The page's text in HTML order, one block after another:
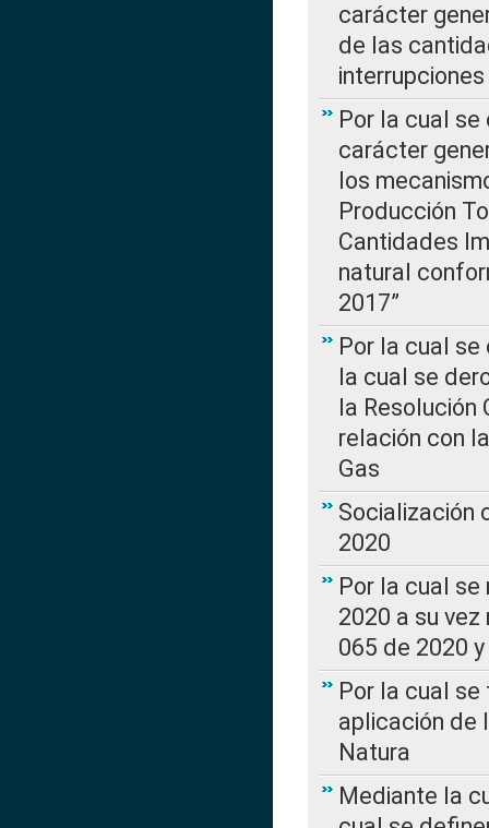
carácter
de las
Por la cual
carácter
los
Producción
Cantidades
natural
2017”
Por la cual
la cual se
la Resolución
relación con
Gas
Socialización
2020
Por la cual se
2020 a su
065 de 2020
Por la cual
aplicación de
Natura
Mediante la